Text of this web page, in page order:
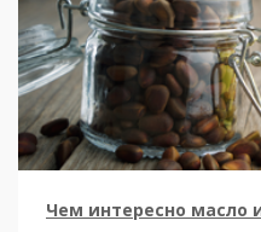
Чем интересно масло